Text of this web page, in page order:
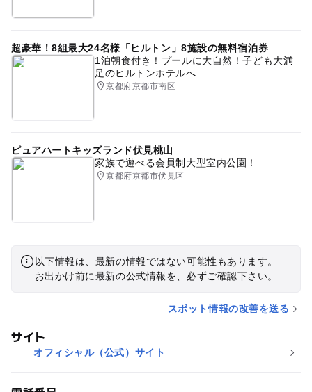
超豪華！8組最大24名様「ヒルトン」8施設の無料宿泊券
1泊朝食付き！プールに大自然！子ども大満
足のヒルトンホテルへ
京都府京都市南区
ピュアハートキッズランド伏見桃山
家族で遊べる会員制大型室内公園！
京都府京都市伏見区
以下情報は、最新の情報ではない可能性もあります。
お出かけ前に最新の公式情報を、必ずご確認下さい。
スポット情報の改善を送る
サイト
オフィシャル（公式）サイト